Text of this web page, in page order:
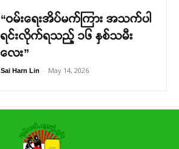
“ဝမ်းရေးအိပ်မက်ကြား အသက်ပါ
ရင်းလိုက်ရသည့် ၁၆ နှစ်သမီး
လေး”
Sai Harn Lin - May 14, 2026